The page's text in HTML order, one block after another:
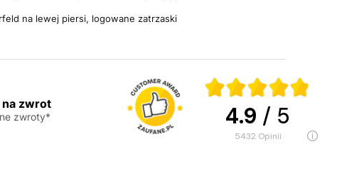
na lewej piersi, logowane zatrzaski
na zwrot
zwroty* 4.9 / 5
5432 opinii